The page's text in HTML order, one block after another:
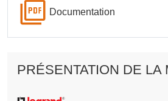
Documentation
PRÉSENTATION DE LA